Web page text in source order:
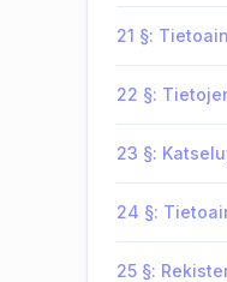
21 §:
22 §:
23 §:
24 §:
25 §: